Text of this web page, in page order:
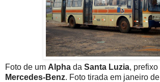
Foto de um Alpha da Santa Luzia, prefixo
Mercedes-Benz. Foto tirada em janeiro